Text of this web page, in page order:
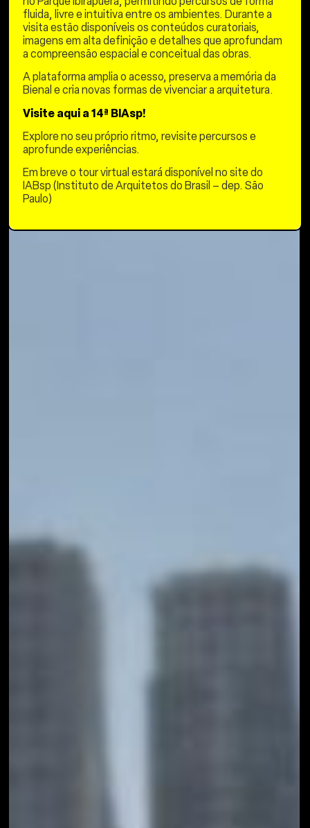
fluida, livre e intuitiva entre os ambientes. Durante a
visita estão disponíveis os conteúdos curatoriais,
imagens em alta definição e detalhes que aprofundam
a compreensão espacial e conceitual das obras.
A plataforma amplia o acesso, preserva a memória da
Bienal e cria novas formas de vivenciar a arquitetura.
Visite aqui a 14ª BIAsp!
Explore no seu próprio ritmo, revisite percursos e
aprofunde experiências.
Em breve o tour virtual estará disponível no site do
IABsp (Instituto de Arquitetos do Brasil – dep. São
Paulo)